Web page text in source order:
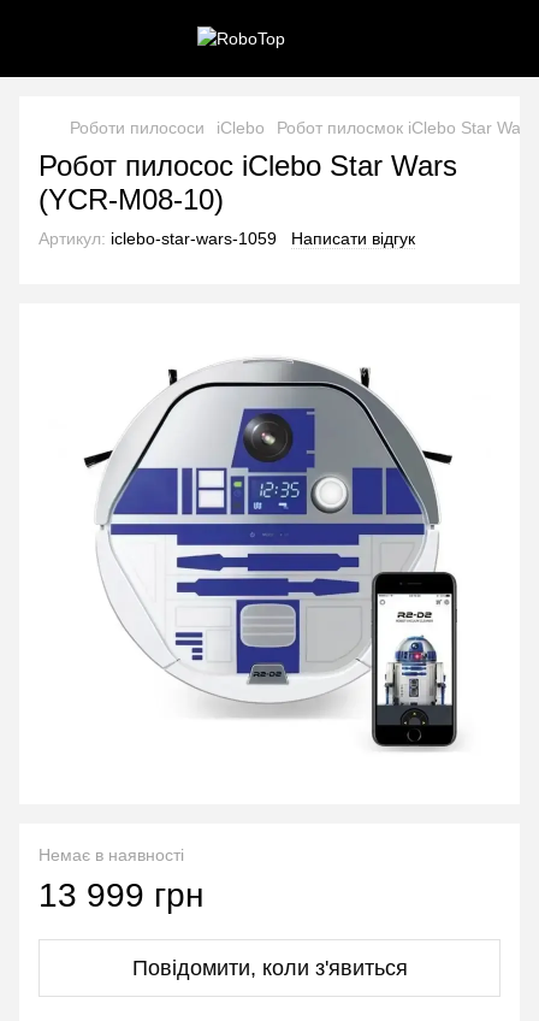
Роботи пилососи iClebo Робот пилосмок iClebo Star Wars
Робот пилосос iClebo Star Wars
(YCR-M08-10)
Артикул: iclebo-star-wars-1059 Написати відгук
Немає в наявності
13 999 грн
Повідомити, коли з'явиться